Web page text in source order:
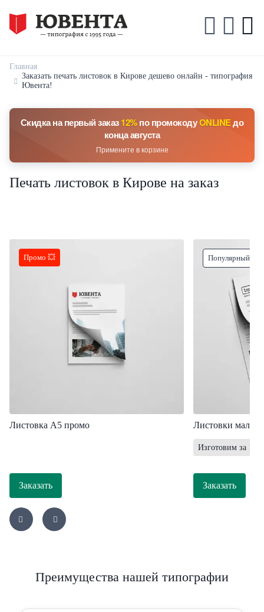
Главная
Заказать печать листовок в Кирове дешево онлайн - типография
Ювента!
Скидка на первый заказ12%по промокодуONLINEдо
конца августа
Примените в корзине
Печать листовок в Кирове на заказ
Промо 💥
Листовка А5 промо
Заказать
Популярный
Листовки мал.
Изготовим за 1
Заказать
Преимущества нашей типографии